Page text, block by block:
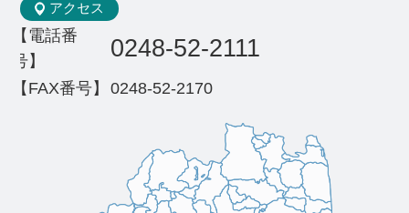
アクセス
【電話番
号】
0248-52-2111
【FAX番号】 0248-52-2170